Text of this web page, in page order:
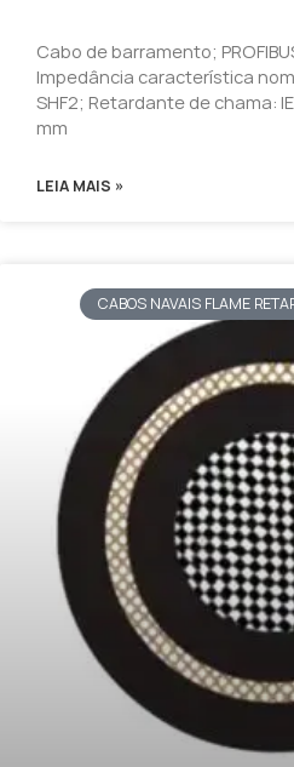
Cabo de barramento;
Impedância característica
SHF2; Retardante de chama:
mm
LEIA MAIS »
CABOS NAVAIS FLAME